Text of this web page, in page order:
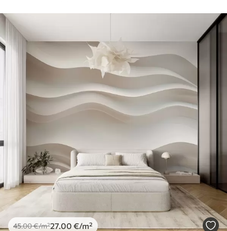
Доступни материјали
.0027.00
Premium
Premium Vinil
65.0039.00 €/m²
Peel and Stick
81.6749.00€/m²
45.00€/m²27 .00 €/m²